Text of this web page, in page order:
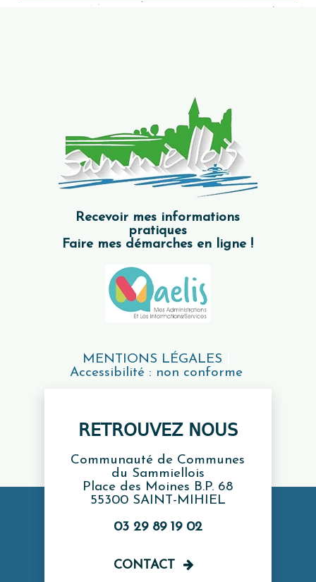
Recevoir mes informations
pratiques
Faire mes démarches en ligne !
MENTIONS LÉGALES
Accessibilité : non conforme
RETROUVEZ NOUS
Communauté de Communes
du Sammiellois
Place des Moines B.P. 68
55300 SAINT-MIHIEL
03 29 89 19 02
CONTACT